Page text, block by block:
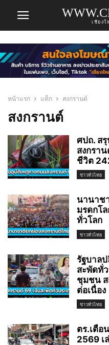
เชียง
หน้าแรก แท็ก สงกรานต์
สงกรานต์
ศปถ. ส
สงกรา
ชีวิต
ข่าวทั่วไทย
นานาช
มรดกโ
ทั่วโลก
ข่าวทั่วไทย
รัฐบาล
สะพัดทั่
ชุมชน ส
ต่อเนื่อง
ข่าวทั่วไทย
ตร.เตือ
2569 เ